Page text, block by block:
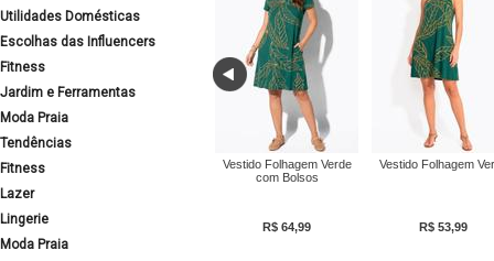
Utilidades Domésticas
Escolhas das Influencers
Fitness
Jardim e Ferramentas
Moda Praia
Tendências
Fitness
Lazer
Lingerie
Moda Praia
Vestido Folhagem Verde
com Bolsos
R$ 64,99
Vestido Folhagem
R$ 53,99